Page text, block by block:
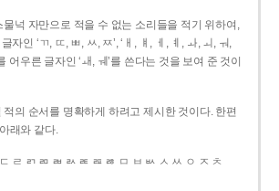
물넉 자만으로 적을 수 없는 소리들을 적기 위하여,
자인 ‘ㄲ, ㄸ, ㅃ, ㅆ, ㅉ’, ‘ㅐ, ㅒ, ㅔ, ㅖ, ㅘ, ㅚ, ㅝ,
어우른 글자인 ‘ㅙ, ㅞ’를 쓴다는 것을 보여 준 것이
적의 순서를 명확하게 하려고 제시한 것이다. 한편
래와 같다.
ㄹ ㄺ ㄻ ㄼ ㄽ ㄾ ㄿ ㅀ ㅁ ㅂ ㅄ ㅅ ㅆ ㅇ ㅈ ㅊ